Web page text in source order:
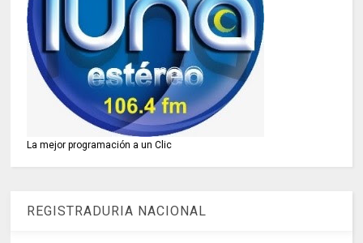
La mejor programación a un Clic
REGISTRADURIA NACIONAL